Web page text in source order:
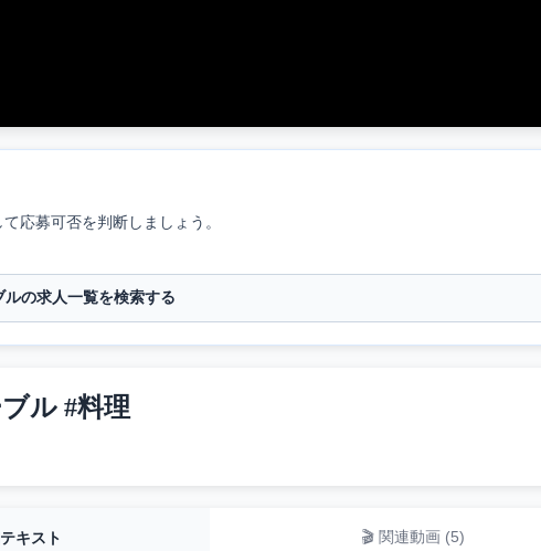
応募可否を判断しましょう。
の求人一覧を検索する
ル #料理
キスト 🎬 関連動画 (5)